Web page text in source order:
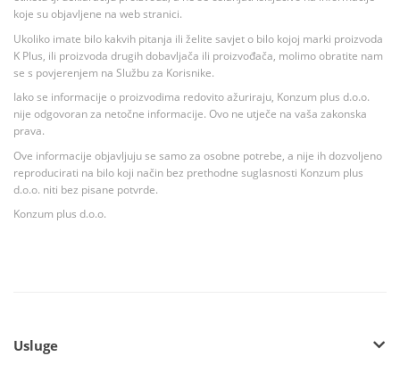
koje su objavljene na web stranici.
Ukoliko imate bilo kakvih pitanja ili želite savjet o bilo kojoj marki proizvoda
K Plus, ili proizvoda drugih dobavljača ili proizvođača, molimo obratite nam
se s povjerenjem na Službu za Korisnike.
Iako se informacije o proizvodima redovito ažuriraju, Konzum plus d.o.o.
nije odgovoran za netočne informacije. Ovo ne utječe na vaša zakonska
prava.
Ove informacije objavljuju se samo za osobne potrebe, a nije ih dozvoljeno
reproducirati na bilo koji način bez prethodne suglasnosti Konzum plus
d.o.o. niti bez pisane potvrde.
Konzum plus d.o.o.
Usluge